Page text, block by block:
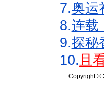
7.奥运
8.连载
9.探秘
10.且
Copyright ©